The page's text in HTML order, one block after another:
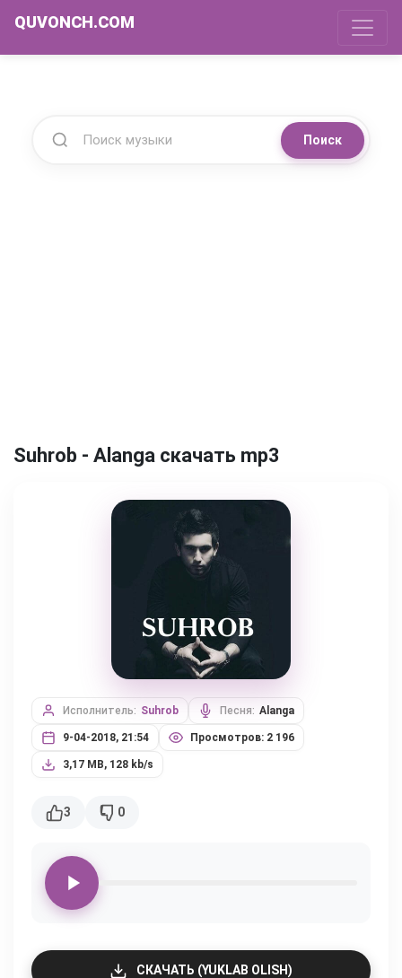
QUVONCH.COM
Поиск
Suhrob - Alanga скачать mp3
Исполнитель: Suhrob Песня: Alanga
9-04-2018, 21:54 Просмотров: 2 196
3,17 MB, 128 kb/s
3 0
СКАЧАТЬ (YUKLAB OLISH)